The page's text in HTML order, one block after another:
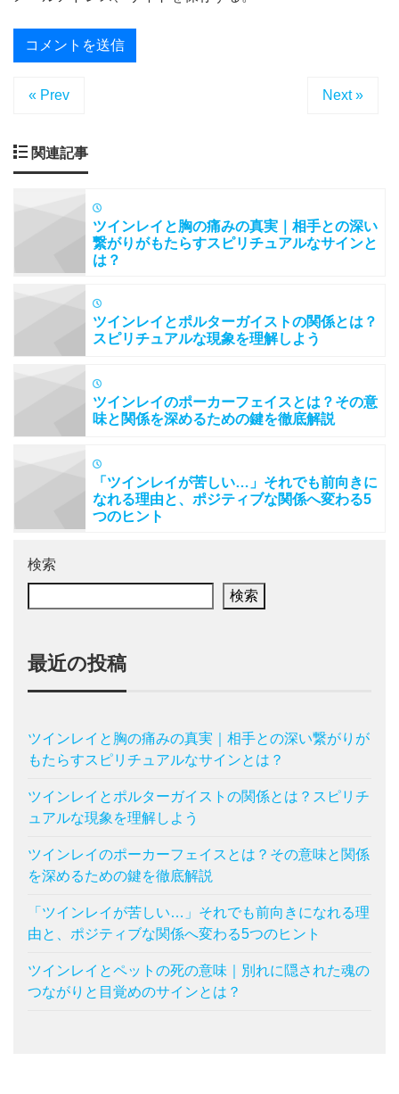
« Prev Next »
関連記事
ツインレイと胸の痛みの真実｜相手との深い
繋がりがもたらすスピリチュアルなサインと
は？
ツインレイとポルターガイストの関係とは？
スピリチュアルな現象を理解しよう
ツインレイのポーカーフェイスとは？その意
味と関係を深めるための鍵を徹底解説
「ツインレイが苦しい…」それでも前向きに
なれる理由と、ポジティブな関係へ変わる5
つのヒント
検索
検索
最近の投稿
ツインレイと胸の痛みの真実｜相手との深い繋がりが
もたらすスピリチュアルなサインとは？
ツインレイとポルターガイストの関係とは？スピリチ
ュアルな現象を理解しよう
ツインレイのポーカーフェイスとは？その意味と関係
を深めるための鍵を徹底解説
「ツインレイが苦しい…」それでも前向きになれる理
由と、ポジティブな関係へ変わる5つのヒント
ツインレイとペットの死の意味｜別れに隠された魂の
つながりと目覚めのサインとは？